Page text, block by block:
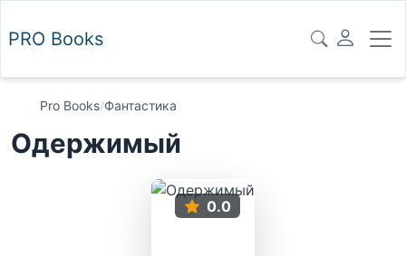
PRO Books
Pro Books/Фантастика
Одержимый
0.0